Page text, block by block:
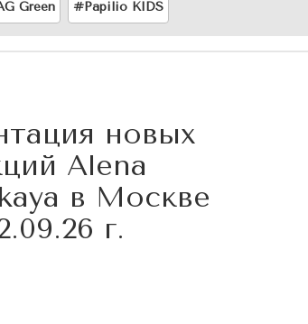
Green #Papilio KIDS
новых
Alena
в Москве
г.